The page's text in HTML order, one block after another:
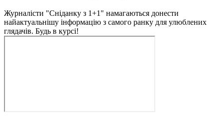
Журналісти "Сніданку з 1+1" намагаються донести
найактуальнішу інформацію з самого ранку для улюблених
глядачів. Будь в курсі!